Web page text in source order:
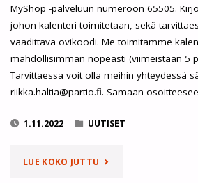
MyShop -palveluun numeroon 65505.
johon kalenteri toimitetaan, sekä
vaadittava ovikoodi. Me toimitamme
mahdollisimman nopeasti (viimeistään 5
Tarvittaessa voit olla meihin yhteydessä
riikka.haltia@partio.fi. Samaan
1.11.2022 UUTISET
LUE KOKO JUTTU "ADVENTTIKALENTERIT